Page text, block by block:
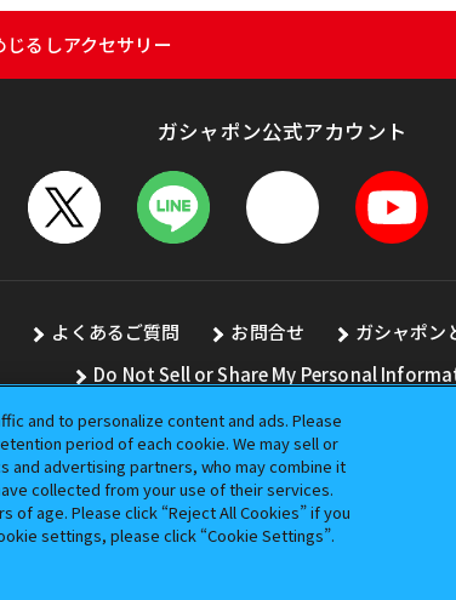
るしアクセサリー
ガシャポン公式アカウント
よくあるご質問 お問合せ ガシャポン
Do Not Sell or Share My Personal
ての画像、文章、データの無断転用、転載をお断りします。
ンダイの登録商標です。
and to personalize content and ads. Please
period of each cookie. We may sell or
and advertising partners, who may combine it
collected from your use of their services.
age. Please click “Reject All Cookies” if you
settings, please click “Cookie Settings”.